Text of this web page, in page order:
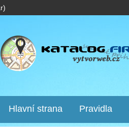
Hlavní strana Pravidla